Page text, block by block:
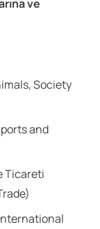
ve
Society
and
Ticareti